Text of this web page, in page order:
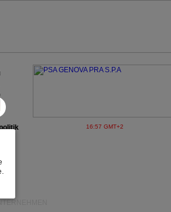
16:57 GMT+2